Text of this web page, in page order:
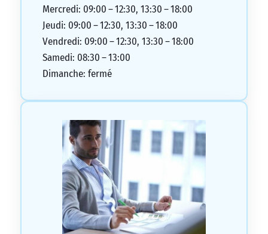
Mercredi: 09:00 – 12:30, 13:30 – 18:00
Jeudi: 09:00 – 12:30, 13:30 – 18:00
Vendredi: 09:00 – 12:30, 13:30 – 18:00
Samedi: 08:30 – 13:00
Dimanche: fermé